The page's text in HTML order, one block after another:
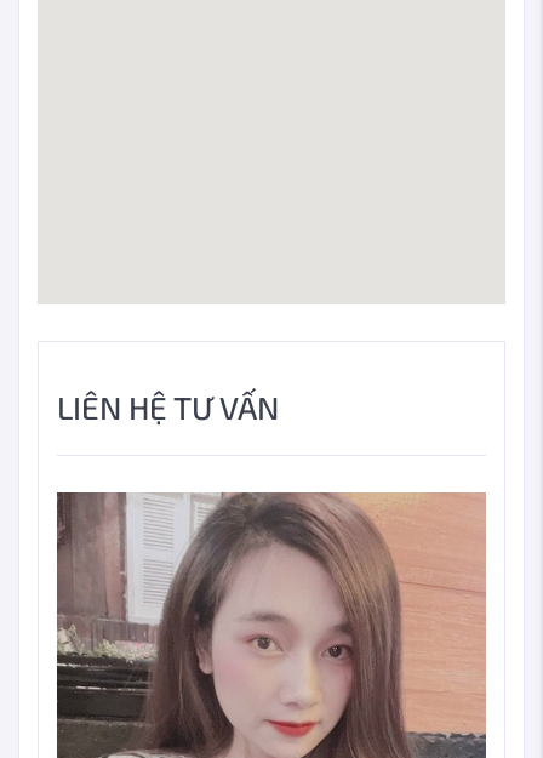
LIÊN HỆ TƯ VẤN